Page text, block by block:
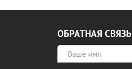
ОБРАТНАЯ СВЯЗЬ